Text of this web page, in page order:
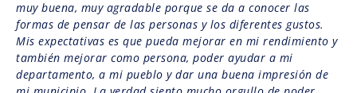
muy buena, muy agradable porque se da a conocer las
formas de pensar de las personas y los diferentes gustos.
Mis expectativas es que pueda mejorar en mi rendimiento y
también mejorar como persona, poder ayudar a mi
departamento, a mi pueblo y dar una buena impresión de